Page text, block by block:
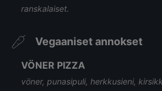
ranskalaiset.
Vegaaniset annokset
VÖNER PIZZA
vöner, punasipuli, herkkusieni,